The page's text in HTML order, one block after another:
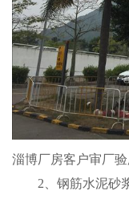
淄博厂房客户审厂
2、钢筋水泥砂浆